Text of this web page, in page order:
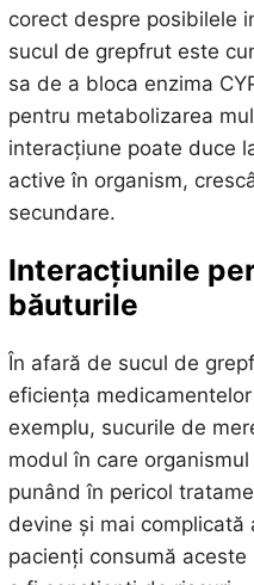
corect despre posibilele
sucul de grepfrut este
sa de a bloca enzima
pentru metabolizarea
interacțiune poate duce
active în organism,
secundare.
Interacțiunile
băuturile
În afară de sucul de
eficiența
exemplu, sucurile de
modul în care
punând în pericol
devine și mai
pacienți consumă